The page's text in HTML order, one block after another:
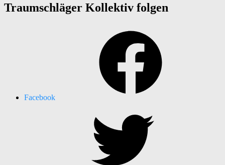
Traumschläger Kollektiv folgen
Facebook